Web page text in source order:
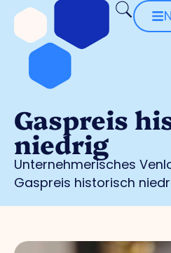
Gaspreis
niedrig
Unternehmerisches
Gaspreis historisch